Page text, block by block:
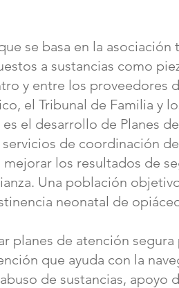
se basa en la asociación
a sustancias como
y entre los proveedores
el Tribunal de Familia y
el desarrollo de Planes
de coordinación
los resultados de
Una población
neonatal de
planes de atención segura
que ayuda con la
de sustancias, apoyo